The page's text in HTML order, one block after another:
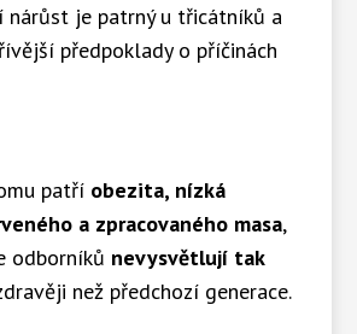
nárůst je patrný u třicátníků a
předpoklady o příčinách
patří obezita, nízká
a zpracovaného masa,
odborníků nevysvětlují tak
než předchozí generace.